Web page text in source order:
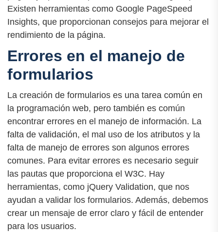
Existen herramientas como Google PageSpeed
Insights, que proporcionan consejos para mejorar el
rendimiento de la página.
Errores en el manejo de
formularios
La creación de formularios es una tarea común en
la programación web, pero también es común
encontrar errores en el manejo de información. La
falta de validación, el mal uso de los atributos y la
falta de manejo de errores son algunos errores
comunes. Para evitar errores es necesario seguir
las pautas que proporciona el W3C. Hay
herramientas, como jQuery Validation, que nos
ayudan a validar los formularios. Además, debemos
crear un mensaje de error claro y fácil de entender
para los usuarios.